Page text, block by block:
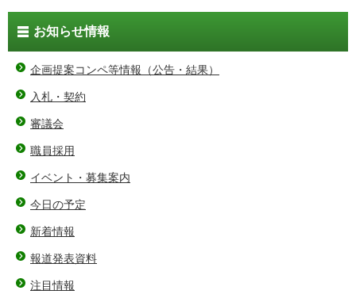
お知らせ情報
企画提案コンペ等情報（公告・結果）
入札・契約
審議会
職員採用
イベント・募集案内
今日の予定
新着情報
報道発表資料
注目情報